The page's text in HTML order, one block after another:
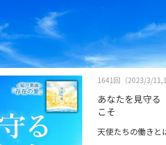
1641回（2023/3/
あなたを見守る
こそ
天使たちの働きと